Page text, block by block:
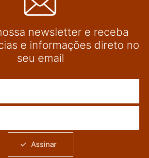
newsletter e receba
e informações direto no
seu email
Assinar